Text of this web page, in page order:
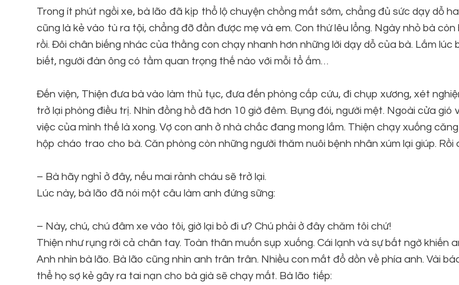
Trong ít phút ngồi xe, bà lão đã kịp thổ lộ chuyện chồng mất sớm, chẳng đủ sức dạy dỗ
cũng là kẻ vào tù ra tội, chẳng đỡ đần được mẹ và em. Con thứ lêu lổng. Ngày nhỏ bà còn
rồi. Đôi chân biếng nhác của thằng con chạy nhanh hơn những lời dạy dỗ của bà. Lắm lúc
biết, người đàn ông có tầm quan trọng thế nào với mỗi tổ ấm…
Đến viện, Thiện đưa bà vào làm thủ tục, đưa đến phòng cấp cứu, đi chụp xương, xét
trở lại phòng điều trị. Nhìn đồng hồ đã hơn 10 giờ đêm. Bụng đói, người mệt. Ngoài cửa gió
việc của mình thế là xong. Vợ con anh ở nhà chắc đang mong lắm. Thiện chạy xuống
hộp cháo trao cho bà. Căn phòng còn những người thăm nuôi bệnh nhân xúm lại giúp. Rồi
– Bà hãy nghỉ ở đây, nếu mai rảnh cháu sẽ trở lại.
Lúc này, bà lão đã nói một câu làm anh đứng sững:
– Này, chú, chú đâm xe vào tôi, giờ lại bỏ đi ư? Chú phải ở đây chăm tôi chứ!
Thiện như rụng rời cả chân tay. Toàn thân muốn sụp xuống. Cái lạnh và sự bất ngờ khiến
Anh nhìn bà lão. Bà lão cũng nhìn anh trân trân. Nhiều con mắt đổ dồn về phía anh. Vài
thể họ sợ kẻ gây ra tai nạn cho bà già sẽ chạy mất. Bà lão tiếp: